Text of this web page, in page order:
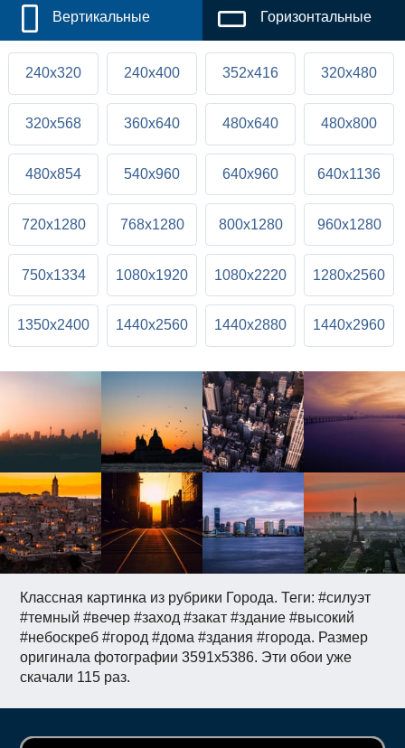
Классная картинка из рубрики Города. Теги: #силуэт
#темный #вечер #заход #закат #здание #высокий
#небоскреб #город #дома #здания #города. Размер
оригинала фотографии 3591x5386. Эти обои уже
скачали 115 раз.
Вертикальные Горизонтальные
240x320 240x400 352x416 320x480
320x568 360x640 480x640 480x800
480x854 540x960 640x960 640x1136
720x1280 768x1280 800x1280 960x1280
750x1334 1080x1920 1080x2220 1280x2560
1350x2400 1440x2560 1440x2880 1440x2960